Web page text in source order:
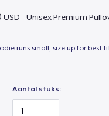
USD - Unisex Premium
runs small; size up for best
Aantal stuks: